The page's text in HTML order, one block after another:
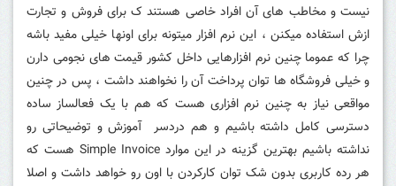
نیست و مخاطب های آن افراد خاصی هستند ک برای فروش و تجارت
ازش استفاده میکنن ، این نرم افزار میتونه برای اونها خیلی مفید باشه
چرا که عموما چنین نرم افزارهایی داخل کشور قیمت های نجومی دارن
و خیلی فروشگاه ها توان پرداخت آن را نخواهند داشت ، پس در چنین
مواقعی نیاز به چنین نرم افزاری هست که هم با یک فعالساز ساده
دسترسی کامل داشته باشیم و هم دردسر آموزش و توضیحاتی رو
نداشته باشیم بهترین گزینه در این موارد Simple Invoice هست که
هر رده کاربری بدون شک توان کارکردن با اون رو خواهد داشت و اصلا